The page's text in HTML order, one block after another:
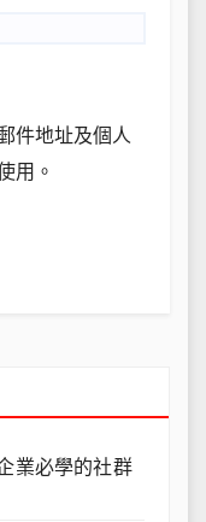
件地址及個人
用。
業必學的社群